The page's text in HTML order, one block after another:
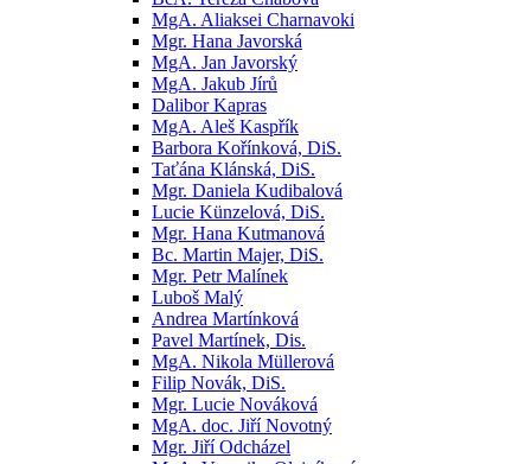
MgA. Aliaksei Charnavoki
Mgr. Hana Javorská
MgA. Jan Javorský
MgA. Jakub Jírů
Dalibor Kapras
MgA. Aleš Kaspřík
Barbora Kořínková, DiS.
Taťána Klánská, DiS.
Mgr. Daniela Kudibalová
Lucie Künzelová, DiS.
Mgr. Hana Kutmanová
Bc. Martin Majer, DiS.
Mgr. Petr Malínek
Luboš Malý
Andrea Martínková
Pavel Martínek, Dis.
MgA. Nikola Müllerová
Filip Novák, DiS.
Mgr. Lucie Nováková
MgA. doc. Jiří Novotný
Mgr. Jiří Odcházel